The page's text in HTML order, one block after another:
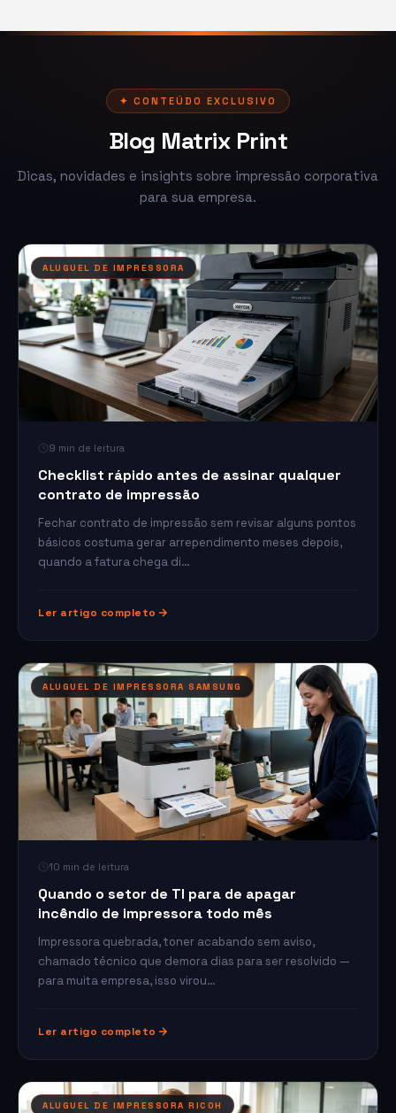
✦ CONTEÚDO EXCLUSIVO
Blog Matrix Print
Dicas, novidades e insights sobre impressão corporativa
para sua empresa.
ALUGUEL DE IMPRESSORA
9 min de leitura
Checklist rápido antes de assinar qualquer
contrato de impressão
Fechar contrato de impressão sem revisar alguns pontos
básicos costuma gerar arrependimento meses depois,
quando a fatura chega di…
Ler artigo completo
ALUGUEL DE IMPRESSORA SAMSUNG
10 min de leitura
Quando o setor de TI para de apagar
incêndio de impressora todo mês
Impressora quebrada, toner acabando sem aviso,
chamado técnico que demora dias para ser resolvido —
para muita empresa, isso virou…
Ler artigo completo
ALUGUEL DE IMPRESSORA RICOH